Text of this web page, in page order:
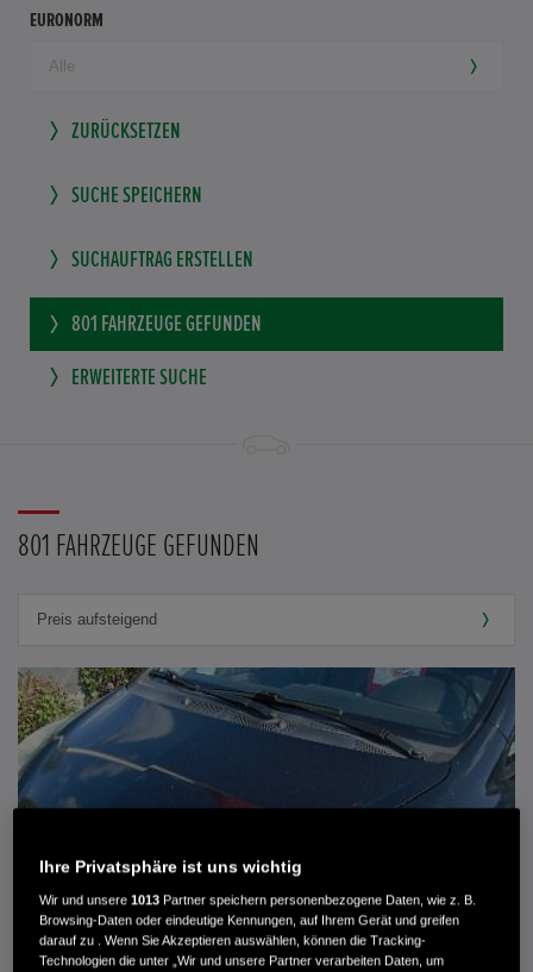
EURONORM
ZURÜCKSETZEN
SUCHE SPEICHERN
SUCHAUFTRAG ERSTELLEN
801 FAHRZEUGE GEFUNDEN
ERWEITERTE SUCHE
801 FAHRZEUGE GEFUNDEN
Ihre Privatsphäre ist uns wichtig
Wir und unsere1013 Partner speichern personenbezogene Daten, wie z. B.
Browsing-Daten oder eindeutige Kennungen, auf Ihrem Gerät und greifen
darauf zu . Wenn Sie Akzeptieren auswählen, können die Tracking-
Technologien die unter „Wir und unsere Partner verarbeiten Daten, um